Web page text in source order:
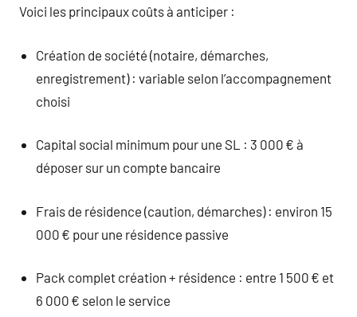
Voici les principaux coûts à anticiper :
Création de société (notaire, démarches,
enregistrement) : variable selon l’accompagnement
choisi
Capital social minimum pour une SL : 3 000 € à
déposer sur un compte bancaire
Frais de résidence (caution, démarches) : environ 15
000 € pour une résidence passive
Pack complet création + résidence : entre 1 500 € et
6 000 € selon le service